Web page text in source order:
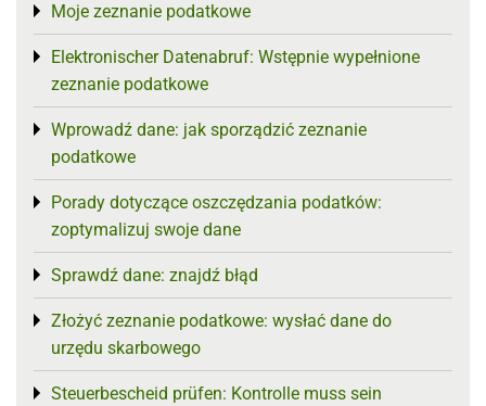
Moje zeznanie podatkowe
Toggle menu
Elektronischer Datenabruf: Wstępnie wypełnione
zeznanie podatkowe
Toggle menu
Wprowadź dane: jak sporządzić zeznanie
podatkowe
Toggle menu
Porady dotyczące oszczędzania podatków:
zoptymalizuj swoje dane
Toggle menu
Sprawdź dane: znajdź błąd
Toggle menu
Złożyć zeznanie podatkowe: wysłać dane do
urzędu skarbowego
Toggle menu
Steuerbescheid prüfen: Kontrolle muss sein
Toggle menu